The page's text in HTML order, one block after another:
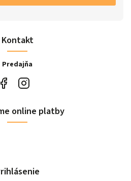
Kontakt
Predajňa
online platby